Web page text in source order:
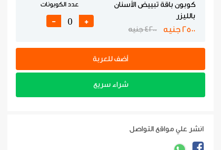
كوبون باقة تبييض الأسنان
بالليزر
2500 جنيه 4200 جنيه
عدد الكوبونات
+
-
أضف للعربة
شراء سريع
انشر علي مواقع التواصل